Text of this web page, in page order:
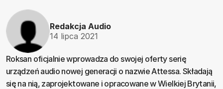
Redakcja Audio
14 lipca 2021
Roksan oficjalnie wprowadza do swojej oferty serię
urządzeń audio nowej generacji o nazwie Attessa. Składają
się na nią, zaprojektowane i opracowane w Wielkiej Brytanii,